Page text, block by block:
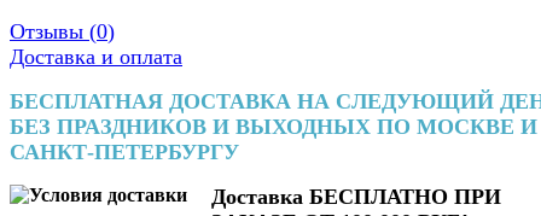
Отзывы (0)
Доставка и оплата
БЕСПЛАТНАЯ ДОСТАВКА НА СЛЕДУЮЩИЙ
БЕЗ ПРАЗДНИКОВ И ВЫХОДНЫХ ПО МОСКВЕ И
САНКТ-ПЕТЕРБУРГУ
Доставка БЕСПЛАТНО ПРИ